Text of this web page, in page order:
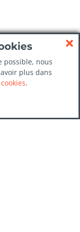
possible, nous
plus dans
.